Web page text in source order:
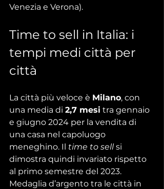
Venezia e Verona).
Time to sell in Italia: i
tempi medi città per
città
La città più veloce è Milano, con
una media di 2,7 mesi tra gennaio
e giugno 2024 per la vendita di
una casa nel capoluogo
meneghino. Il time to sell si
dimostra quindi invariato rispetto
al primo semestre del 2023.
Medaglia d’argento tra le città in